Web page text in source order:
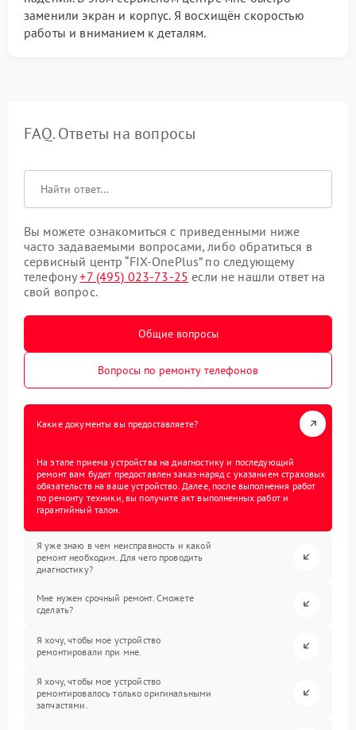
заменили экран и корпус. Я восхищён скоростью
работы и вниманием к деталям.
FAQ. Ответы на вопросы
Вы можете ознакомиться с приведенными ниже
часто задаваемыми вопросами, либо обратиться в
сервисный центр “FIX-OnePlus” по следующему
телефону+7 (495) 023-73-25 если не нашли ответ на
свой вопрос.
Общие вопросы
Вопросы по ремонту телефонов
Какие документы вы предоставляете?
На этапе приема устройства на диагностику и последующий
ремонт вам будет предоставлен заказ-наряд с указанием страховых
обязательств на ваше устройство. Далее, после выполнения работ
по ремонту техники, вы получите акт выполненных работ и
гарантийный талон.
Я уже знаю в чем неисправность и какой
ремонт необходим. Для чего проводить
диагностику?
Мне нужен срочный ремонт. Сможете
сделать?
Я хочу, чтобы мое устройство
ремонтировали при мне.
Я хочу, чтобы мое устройство
ремонтировалось только оригинальными
запчастями.